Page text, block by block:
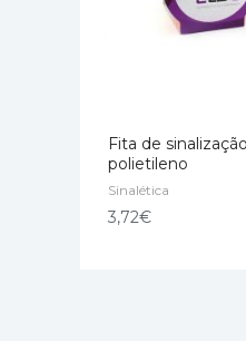
ADICIONAR
Fita de
polietileno
Sinalética
3,72€